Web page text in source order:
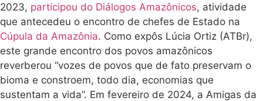
2023, participou do Diálogos Amazônicos, atividade
que antecedeu o encontro de chefes de Estado na
Cúpula da Amazônia. Como expôs Lúcia Ortiz (ATBr),
este grande encontro dos povos amazônicos
reverberou “vozes de povos que de fato preservam o
bioma e constroem, todo dia, economias que
sustentam a vida”. Em fevereiro de 2024, a Amigas da